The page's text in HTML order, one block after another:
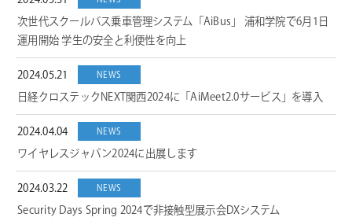
次世代スクールバス乗車管理システム「AiBus」 浦和学院で6月1日
運用開始 学生の安全と利便性を向上
2024.05.21 NEWS
日経クロステックNEXT関西2024に「AiMeet2.0サービス」を導入
2024.04.04 NEWS
ワイヤレスジャパン2024に出展します
2024.03.22 NEWS
Security Days Spring 2024で非接触型展示会DXシステム